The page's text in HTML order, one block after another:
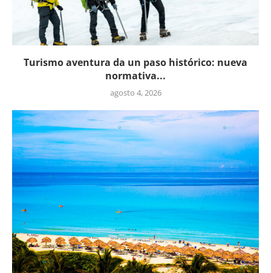
Turismo aventura da un paso histórico: nueva
normativa...
agosto 4, 2026